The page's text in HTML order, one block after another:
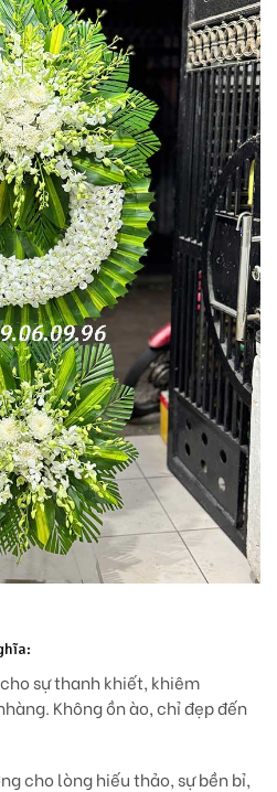
sự thanh khiết, khiêm
Không ồn ào, chỉ đẹp đến
cho lòng hiếu thảo, sự bền bỉ,